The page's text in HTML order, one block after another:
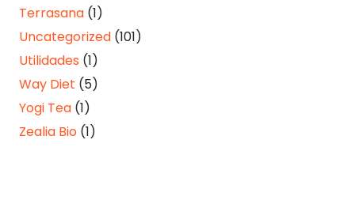
Terrasana (1)
Uncategorized (101)
Utilidades (1)
Way Diet (5)
Yogi Tea (1)
Zealia Bio (1)